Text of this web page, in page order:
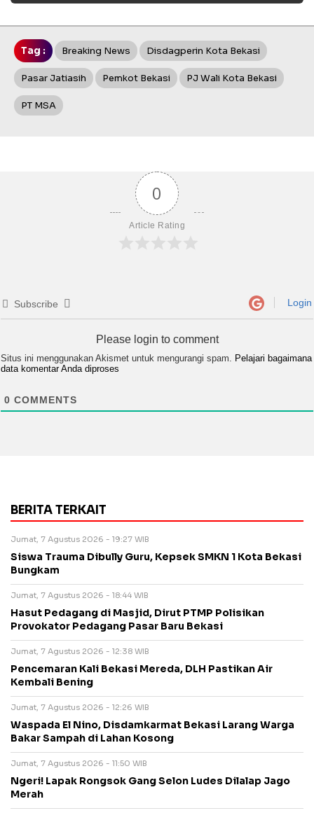
Tag : Breaking News Disdagperin Kota Bekasi
Pasar Jatiasih Pemkot Bekasi PJ Wali Kota Bekasi
PT MSA
0
Article Rating
Subscribe Login
Please login to comment
Situs ini menggunakan Akismet untuk mengurangi spam. Pelajari bagaimana
data komentar Anda diproses
0 COMMENTS
BERITA TERKAIT
Jumat, 7 Agustus 2026 - 19:27 WIB
Siswa Trauma Dibully Guru, Kepsek SMKN 1 Kota Bekasi
Bungkam
Jumat, 7 Agustus 2026 - 18:44 WIB
Hasut Pedagang di Masjid, Dirut PTMP Polisikan
Provokator Pedagang Pasar Baru Bekasi
Jumat, 7 Agustus 2026 - 12:38 WIB
Pencemaran Kali Bekasi Mereda, DLH Pastikan Air
Kembali Bening
Jumat, 7 Agustus 2026 - 12:26 WIB
Waspada El Nino, Disdamkarmat Bekasi Larang Warga
Bakar Sampah di Lahan Kosong
Jumat, 7 Agustus 2026 - 11:50 WIB
Ngeri! Lapak Rongsok Gang Selon Ludes Dilalap Jago
Merah